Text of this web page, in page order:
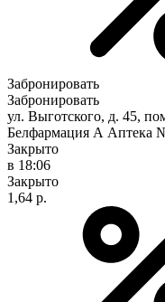
Забронировать
Забронировать
ул. Выготского, д. 45,
Белфармация А Аптека
Закрыто
в 18:06
Закрыто
1,64 р.